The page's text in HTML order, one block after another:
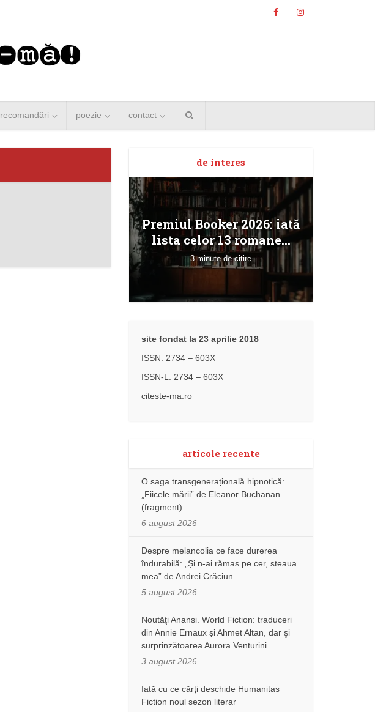
recomandări poezie contact
de interes
Premiul Booker 2026: iată
lista celor 13 romane...
3 minute de citire
site fondat la 23 aprilie 2018
ISSN: 2734 – 603X
ISSN-L: 2734 – 603X
citeste-ma.ro
articole recente
O saga transgenerațională hipnotică:
„Fiicele mării” de Eleanor Buchanan
(fragment)
6 august 2026
Despre melancolia ce face durerea
îndurabilă: „Și n-ai rămas pe cer, steaua
mea” de Andrei Crăciun
5 august 2026
Noutăţi Anansi. World Fiction: traduceri
din Annie Ernaux și Ahmet Altan, dar şi
surprinzătoarea Aurora Venturini
3 august 2026
Iată cu ce cărţi deschide Humanitas
Fiction noul sezon literar